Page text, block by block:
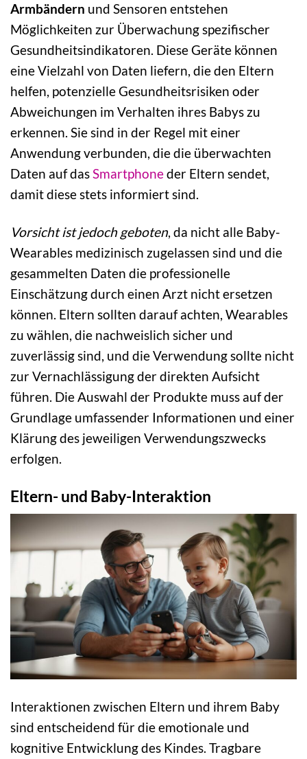
Armbändern und Sensoren entstehen
Möglichkeiten zur Überwachung spezifischer
Gesundheitsindikatoren. Diese Geräte können
eine Vielzahl von Daten liefern, die den Eltern
helfen, potenzielle Gesundheitsrisiken oder
Abweichungen im Verhalten ihres Babys zu
erkennen. Sie sind in der Regel mit einer
Anwendung verbunden, die die überwachten
Daten auf dasSmartphoneder Eltern sendet,
damit diese stets informiert sind.
Vorsicht ist jedoch geboten, da nicht alle Baby-
Wearables medizinisch zugelassen sind und die
gesammelten Daten die professionelle
Einschätzung durch einen Arzt nicht ersetzen
können. Eltern sollten darauf achten, Wearables
zu wählen, die nachweislich sicher und
zuverlässig sind, und die Verwendung sollte nicht
zur Vernachlässigung der direkten Aufsicht
führen. Die Auswahl der Produkte muss auf der
Grundlage umfassender Informationen und einer
Klärung des jeweiligen Verwendungszwecks
erfolgen.
Eltern- und Baby-Interaktion
Interaktionen zwischen Eltern und ihrem Baby
sind entscheidend für die emotionale und
kognitive Entwicklung des Kindes. Tragbare